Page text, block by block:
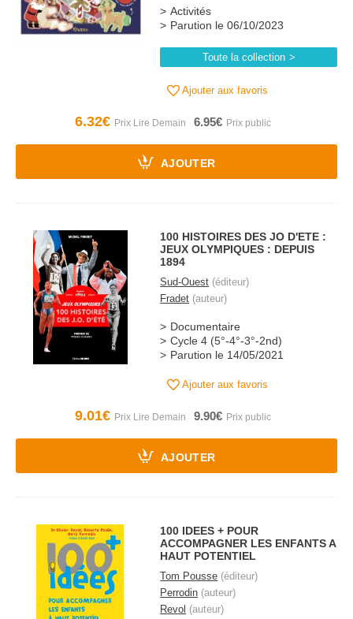
Activités
Parution le 06/10/2023
Toute la collection
Ajouter aux favoris
6.32€ 6.95€
AJOUTER
100 HISTOIRES DES JO D'ETE :
JEUX OLYMPIQUES : DEPUIS
1894
Sud-Ouest (éditeur)
Fradet (auteur)
Documentaire
Cycle 4 (5°-4°-3°-2nd)
Parution le 14/05/2021
Ajouter aux favoris
9.01€ 9.90€
AJOUTER
100 IDEES + POUR
ACCOMPAGNER LES ENFANTS A
HAUT POTENTIEL
Tom Pousse (éditeur)
Perrodin (auteur)
Revol (auteur)